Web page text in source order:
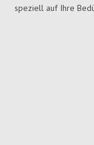
speziell auf Ihre